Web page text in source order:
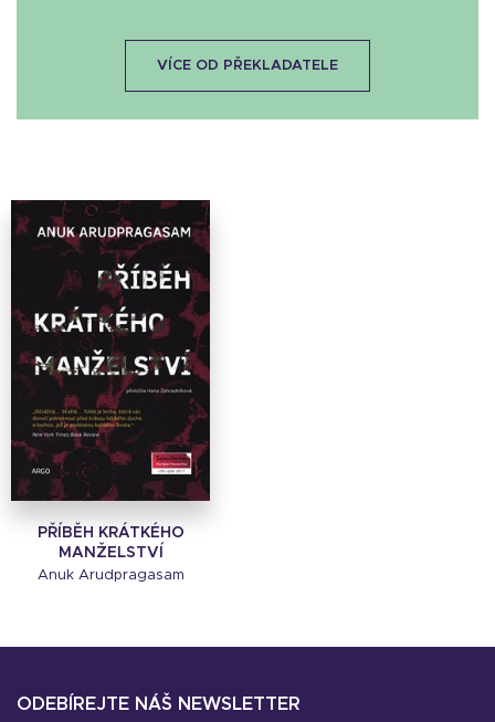
PŘÍBĚH KRÁTKÉHO
MANŽELSTVÍ
Anuk Arudpragasam
VÍCE OD PŘEKLADATELE
ODEBÍREJTE NÁŠ NEWSLETTER